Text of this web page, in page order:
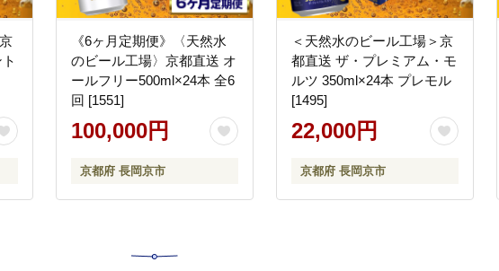
《6ヶ月定期便》〈天然水
のビール工場〉京都直送 オ
ールフリー500ml×24本 全6
回 [1551]
100,000円
京都府 長岡京市
＜天然水のビール工場＞京
都直送 ザ・プレミアム・モ
ルツ 350ml×24本 プレモル
[1495]
22,000円
京都府 長岡京市